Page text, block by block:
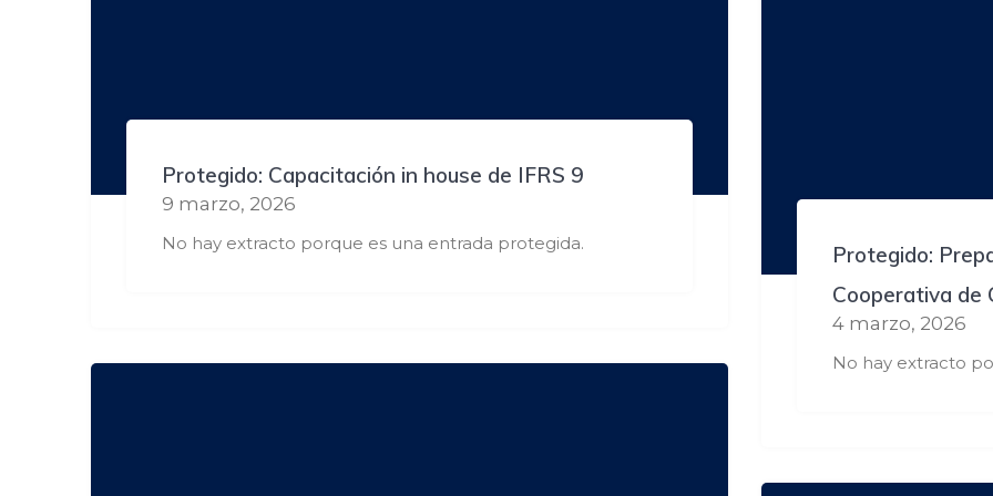
Protegido: Capacitación in house de IFRS 9
9 marzo, 2026
No hay extracto porque es una entrada protegida.
Protegido:
Cooperativa de
4 marzo, 2026
No hay extracto